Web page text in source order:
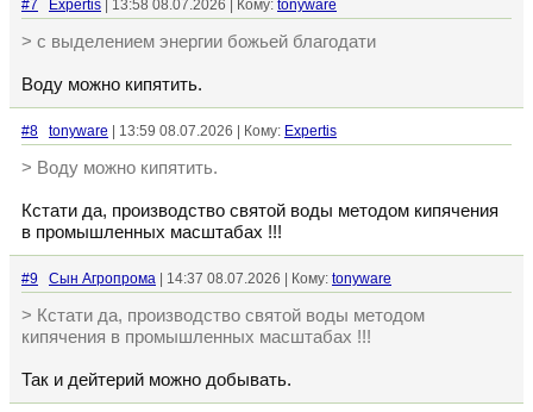
#7 Expertis | 13:58 08.07.2026 | Кому: tonyware
> с выделением энергии божьей благодати
Воду можно кипятить.
#8 tonyware | 13:59 08.07.2026 | Кому: Expertis
> Воду можно кипятить.
Кстати да, производство святой воды методом кипячения
в промышленных масштабах !!!
#9 Сын Агропрома | 14:37 08.07.2026 | Кому: tonyware
> Кстати да, производство святой воды методом
кипячения в промышленных масштабах !!!
Так и дейтерий можно добывать.